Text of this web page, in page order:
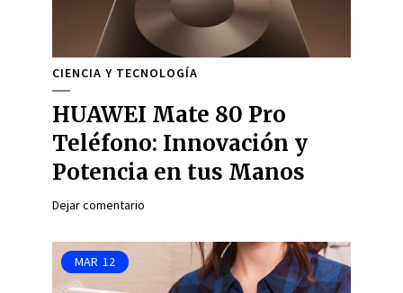
CIENCIA Y TECNOLOGÍA
HUAWEI Mate 80 Pro
Teléfono: Innovación y
Potencia en tus Manos
Dejar comentario
MAR 12